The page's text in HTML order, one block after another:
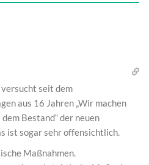
seit dem
aus 16 Jahren „Wir machen
dem Bestand“ der neuen
ist sogar sehr offensichtlich.
Maßnahmen.